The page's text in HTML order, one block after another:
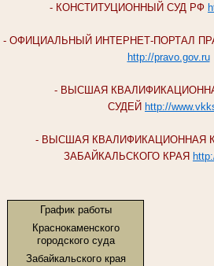
- КОНСТИТУЦИОННЫЙ СУД РФ
- ОФИЦИАЛЬНЫЙ ИНТЕРНЕТ-ПОРТАЛ
http://pravo.gov.ru
- ВЫСШАЯ
СУДЕЙ http://
- ВЫСШАЯ КВАЛИФИКАЦИОННАЯ
ЗАБАЙКАЛЬСКОГО КРАЯ
График работы
Краснокаменского
городского суда
Забайкальского края